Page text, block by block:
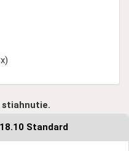
stiahnutie.
Standard